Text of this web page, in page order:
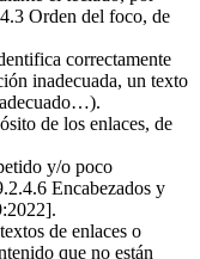
Orden del foco, de
correctamente
inadecuada, un texto
de los enlaces, de
y/o poco
Encabezados y
de enlaces o
que no están